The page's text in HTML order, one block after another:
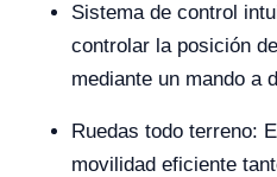
Sistema de control
controlar la posición
mediante un mando a
Ruedas todo terreno:
movilidad eficiente